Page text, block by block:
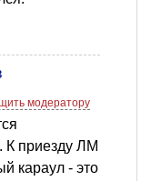
модератору
К приезду ЛМ
караул - это